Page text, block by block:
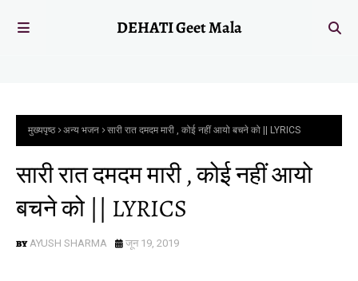
DEHATI Geet Mala
मुख्यपृष्ठ अन्य भजन सारी रात दमदम मारी , कोई नहीं आयो बचने को || LYRICS
सारी रात दमदम मारी , कोई नहीं आयो
बचने को || LYRICS
AYUSH SHARMA जून 19, 2019